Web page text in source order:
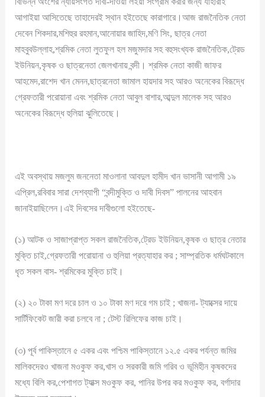
আগাইয়া আসিতেছে তাহাদেরই স্থান হইতেছে কারাগারে।আজ রাজনৈতিক নেতা
দেবেন শিকদার,মশিহুর রহমান,আনোয়ার জাহিদ,মণি সিং, ছাত্র নেতা
মাহবুবউল্লাহ,শ্রমিক নেতা লুতফুল হল মজুমদার সহ বহুসংখ্যক রাজনৈতিক,ট্রেড
ইউনিয়ন,কৃষক ও ছাত্রনেতা জেলখানায় বন্দী। শ্রমিক নেতা কাজী জাফর
আহমেদ,রাশেদ খান মেনন,ছাত্রনেতা জামাল হায়দার সহ আরও অনেকের বিরূদ্ধে
গ্রেফতারী পরোয়ানা এবং শ্রমিক নেতা আবুল বাশার,আব্দুল মালেক সহ আরও
অনেকের বিরূদ্ধে হুলিয়া ঝুলিতেছে।
এই অবস্থায় মজলুম জননেতা মাওলানা আবদুল হামীদ খান ভাসানী আগামী ১৯
এপ্রিল,রবিবার সারা দেশব্যাপী “বন্দীমুক্তি ও দাবী দিবস” পালনের আহবান
জানাইয়াছিলেন।এই দিবসের দাবীগুলো হইতেছে-
(১) আটক ও সাজাপ্রাপ্ত সকল রাজনৈতিক,ট্রেড ইউনিয়ন,কৃষক ও ছাত্র নেতার
মুক্তি চাই,গ্রেফতারী পরোয়ানা ও হুলিয়া প্রত্যাহার কর ; সাম্প্রতিক ধর্মঘটকালে
ধৃত সকল বাস- শ্রমিকের মুক্তি চাই।
(২) ২০ টাকা মণ দরে চাল ও ১০ টাকা মণ দরে গম চাই ; খাজনা- ট্যাক্সের দায়ে
সার্টিফিকেট জারী করা চলবে না ; টেস্ট রিলিফের কাজ চাই।
(৩) পূর্ব পাকিস্তানে ৫ একর এবং পশ্চিম পাকিস্তানে ১২.৫ একর পর্যন্ত জমির
মালিকদেরও খাজনা মওকুফ কর,খাস ও সরকারী জমি গরিব ও ভূমিহীন কৃষকদের
মধ্যে বিলি কর,পেশাগত ট্যাক্স মওকুফ কর, পানির উপর কর মওকুফ কর, বর্গাদার